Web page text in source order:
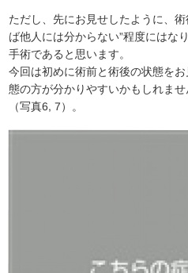
ただし、先にお見せしたように、
ば他人には分からない”程度にはな
手術であると思います。
今回は初めに術前と術後の状態を
態の方が分かりやすいかもしれま
（写真6, 7）。